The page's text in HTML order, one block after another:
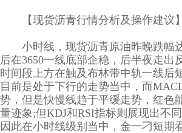
【现货沥青行情分析及操作建议】
小时线，现货沥青原油昨晚跌幅
后在3650一线底部企稳，后半夜走出
时间段上方在触及布林带中轨一线后
目前是处于下行的走势当中，而
势，但是快慢线趋于平缓走势，红色
量迹象;但KDJ和RSI指标则展现出不
因此在小时线级别当中，金一刁短期